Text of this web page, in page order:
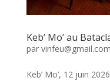
Keb’ Mo’ au
par vinfeu@gmail.com
Keb’ Mo’, 12 juin